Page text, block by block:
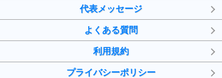
代表メッセージ
よくある質問
利用規約
プライバシーポリシー